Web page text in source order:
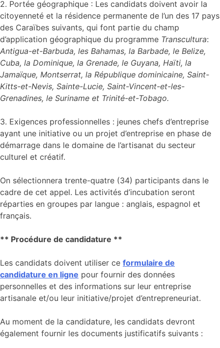
2. Portée géographique : Les candidats doivent avoir la
citoyenneté et la résidence permanente de l’un des 17 pays
des Caraïbes suivants, qui font partie du champ
d’application géographique du programme Transcultura:
Antigua-et-Barbuda, les Bahamas, la Barbade, le Belize,
Cuba, la Dominique, la Grenade, le Guyana, Haïti, la
Jamaïque, Montserrat, la République dominicaine, Saint-
Kitts-et-Nevis, Sainte-Lucie, Saint-Vincent-et-les-
Grenadines, le Suriname et Trinité-et-Tobago.
3. Exigences professionnelles : jeunes chefs d’entreprise
ayant une initiative ou un projet d’entreprise en phase de
démarrage dans le domaine de l’artisanat du secteur
culturel et créatif.
On sélectionnera trente-quatre (34) participants dans le
cadre de cet appel. Les activités d’incubation seront
réparties en groupes par langue : anglais, espagnol et
français.
** Procédure de candidature **
Les candidats doivent utiliser ce formulaire de
candidature en ligne pour fournir des données
personnelles et des informations sur leur entreprise
artisanale et/ou leur initiative/projet d’entrepreneuriat.
Au moment de la candidature, les candidats devront
également fournir les documents justificatifs suivants :